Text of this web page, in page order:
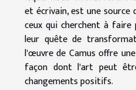
et écrivain, est une
ceux qui cherchent à
leur quête de
l'œuvre de Camus offre
façon dont l'art peut
changements positifs.